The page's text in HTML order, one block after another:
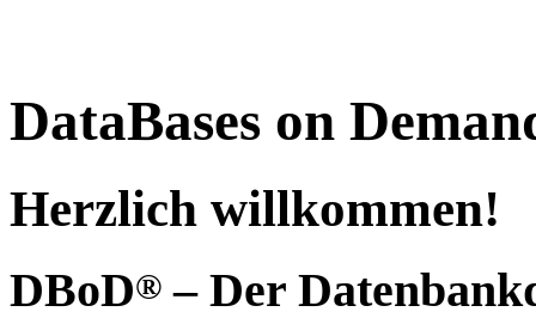
DataBases on
Herzlich willkommen!
DBoD® – Der